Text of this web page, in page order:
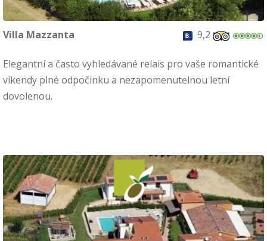
Villa Mazzanta 9,2
Elegantní a často vyhledávané relais pro vaše romantické
víkendy plné odpočinku a nezapomenutelnou letní
dovolenou.